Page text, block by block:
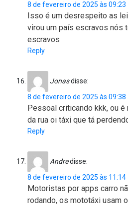
8 de fevereiro de 2025 às 09:23
Isso é um desrespeito as
virou um país escravos nós
escravos
Reply
Jonasdisse:
8 de fevereiro de 2025 às 09:38
Pessoal criticando kkk, ou
da rua oi táxi que tá
Reply
Andredisse:
8 de fevereiro de 2025 às 11:14
Motoristas por apps carro
rodando, os mototáxi usam